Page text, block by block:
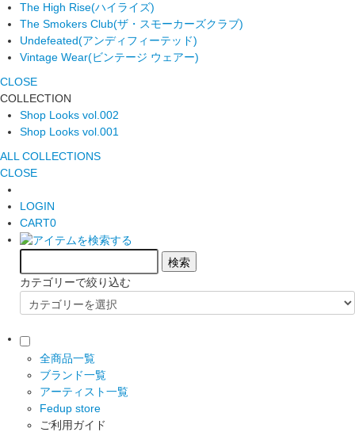
The High Rise(ハイライズ)
The Smokers Club(ザ・スモーカーズクラブ)
Undefeated(アンディフィーテッド)
Vintage Wear(ビンテージ ウェアー)
CLOSE
COLLECTION
Shop Looks vol.002
Shop Looks vol.001
ALL COLLECTIONS
CLOSE
LOGIN
CART0
カテゴリーで絞り込む
全商品一覧
ブランド一覧
アーティスト一覧
Fedup store
ご利用ガイド